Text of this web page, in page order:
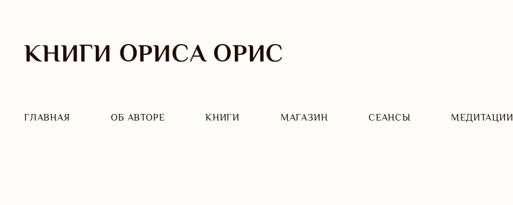
КНИГИ ОРИСА ОРИС
ГЛАВНАЯ ОБ АВТОРЕ КНИГИ МАГАЗИН CЕАНСЫ МЕДИТАЦИИ